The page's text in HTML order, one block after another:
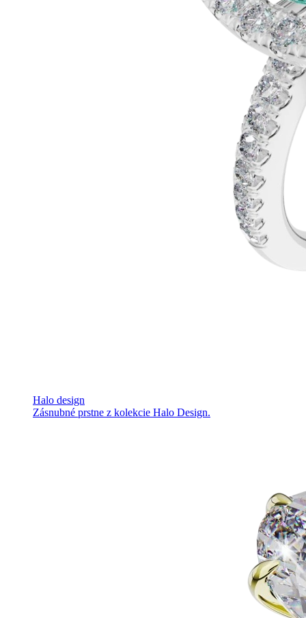
Halo design
Zásnubné prstne z kolekcie Halo Design.